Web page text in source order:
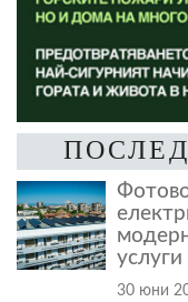
30 юни